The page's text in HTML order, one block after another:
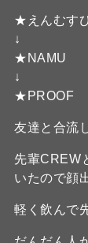
★えんむす
↓
★NAMU
↓
★PROOF
友達と合流
先輩CREW
いたので顔
軽く飲んで